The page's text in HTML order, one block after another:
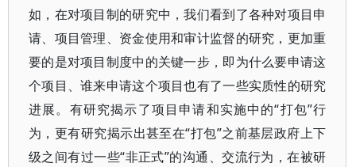
如，在对项目制的研究中，我们看到了各种对项目申
请、项目管理、资金使用和审计监督的研究，更加重
要的是对项目制度中的关键一步，即为什么要申请这
个项目、谁来申请这个项目也有了一些实质性的研究
进展。有研究揭示了项目申请和实施中的“打包”行
为，更有研究揭示出甚至在“打包”之前基层政府上下
级之间有过一些“非正式”的沟通、交流行为，在被研